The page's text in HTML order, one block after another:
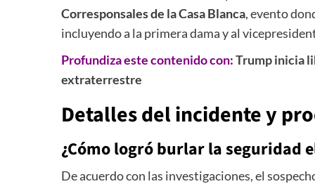
Corresponsales de la Casa Blanca, evento
incluyendo a la primera dama y al
Profundiza este contenido con:Trump inicia
extraterrestre
Detalles del incidente y
¿Cómo logró burlar la seguridad
De acuerdo con las investigaciones, el